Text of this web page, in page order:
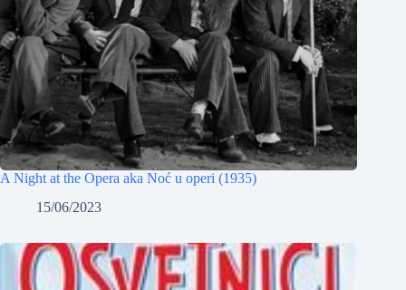
A Night at the Opera aka Noć u operi (1935)
15/06/2023